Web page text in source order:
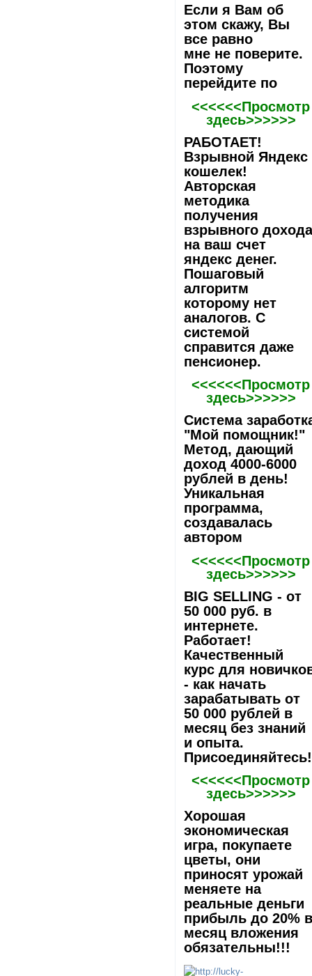
Если я Вам об
этом скажу, Вы
все равно
мне не поверите.
Поэтому
перейдите по
<<<<<<Просмотр
здесь>>>>>>
РАБОТАЕТ!
Взрывной Яндекс
кошелек!
Авторская
методика
получения
взрывного
на ваш счет
яндекс денег.
Пошаговый
алгоритм
которому нет
аналогов. С
системой
справится даже
пенсионер.
<<<<<<Просмотр
здесь>>>>>>
Система
"Мой помощник!"
Метод, дающий
доход 4000-6000
рублей в день!
Уникальная
программа,
создавалась
автором
<<<<<<Просмотр
здесь>>>>>>
BIG SELLING - от
50 000 руб. в
интернете.
Работает!
Качественный
курс для
- как начать
зарабатывать от
50 000 рублей в
месяц без знаний
и опыта.
Присоединяйтесь!
<<<<<<Просмотр
здесь>>>>>>
Хорошая
экономическая
игра, покупаете
цветы, они
приносят урожай
меняете на
реальные деньги
прибыль до 20%
месяц вложения
обязательны!!!